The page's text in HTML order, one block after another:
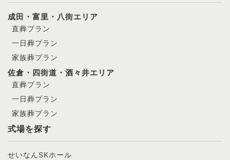
成田・富里・八街エリア
直葬プラン
一日葬プラン
家族葬プラン
佐倉・四街道・酒々井エリア
直葬プラン
一日葬プラン
家族葬プラン
式場を探す
せいなんSKホール